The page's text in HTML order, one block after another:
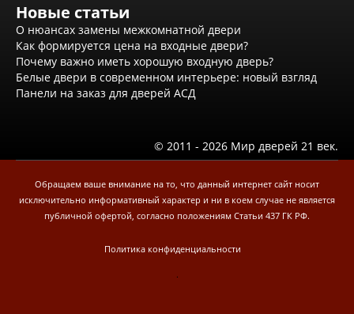
Атум Про ВФД
Бейсик ВФД
Винтер ВФД
Иннова ВФД
Классик Арт ВФД
Стокгольм ВФД
Урбан ВФД
Фурнитура Adden bau
Фурнитура Vantage
Фурнитура для раздвижных дверей
Распродажа
Новые статьи
О нюансах замены межкомнатной двери
Как формируется цена на входные двери?
Почему важно иметь хорошую входную дверь?
Белые двери в современном интерьере: новый взгляд
Панели на заказ для дверей АСД
© 2011 - 2026 Мир дверей 21 век.
Обращаем ваше внимание на то, что данный интернет сайт носит
исключительно информативный характер и ни в коем случае не является
публичной офертой, согласно положениям Статьи 437 ГК РФ.
Политика конфиденциальности
.